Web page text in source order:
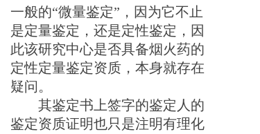
一般的“微量鉴定”， 因为它不止
是定量鉴定，还是定性鉴定， 因
此该研究中心是否具备烟火药的
定性定量鉴定资质，本身就存在
疑问。
其鉴定书上签字的鉴定人的
鉴定资质证明也只是注明有理化